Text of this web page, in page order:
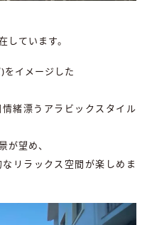
しています。
をイメージした
緒漂うアラビックスタイル
が望め、
リラックス空間が楽しめま